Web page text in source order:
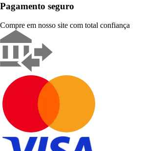
Pagamento seguro
Compre em nosso site com total confiança